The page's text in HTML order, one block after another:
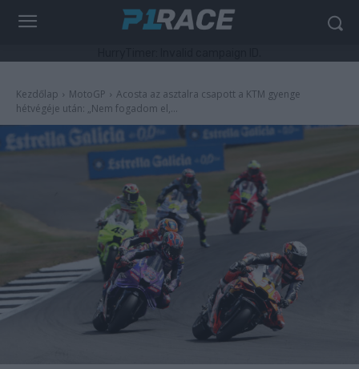
Kezdőlap MotoGP
Acosta az asztalra csapott a KTM gyenge
hétvégéje után: „Nem fogadom el,...